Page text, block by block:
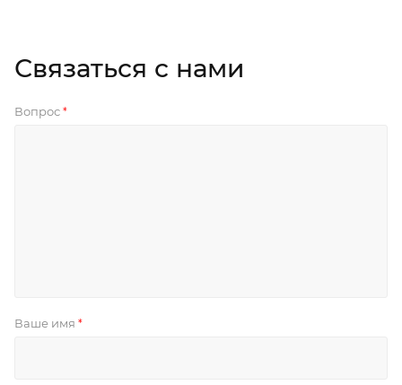
Связаться с нами
Вопрос *
Ваше имя *